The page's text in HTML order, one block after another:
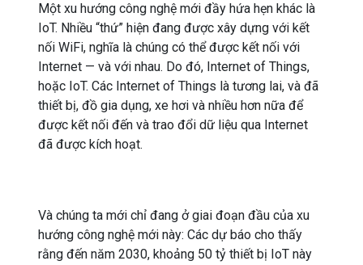
Một xu hướng công nghệ mới đầy hứa hẹn khác là
IoT. Nhiều “thứ” hiện đang được xây dựng với kết
nối WiFi, nghĩa là chúng có thể được kết nối với
Internet — và với nhau. Do đó, Internet of Things,
hoặc IoT. Các Internet of Things là tương lai, và đã
thiết bị, đồ gia dụng, xe hơi và nhiều hơn nữa để
được kết nối đến và trao đổi dữ liệu qua Internet
đã được kích hoạt.
Và chúng ta mới chỉ đang ở giai đoạn đầu của xu
hướng công nghệ mới này: Các dự báo cho thấy
rằng đến năm 2030, khoảng 50 tỷ thiết bị IoT này